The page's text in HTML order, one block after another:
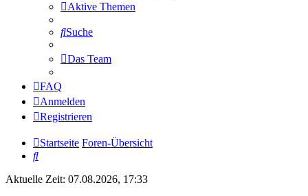
Aktive Themen
Suche
Das Team
FAQ
Anmelden
Registrieren
Startseite Foren-Übersicht
Suche
Aktuelle Zeit: 07.08.2026, 17:33